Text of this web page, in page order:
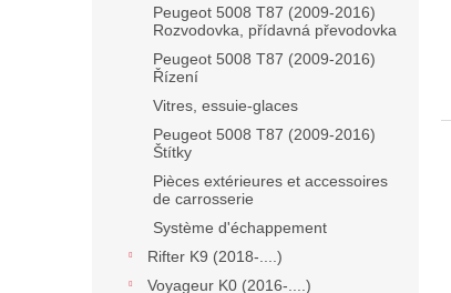
Peugeot 5008 T87 (2009-2016)
Rozvodovka, přídavná převodovka
Peugeot 5008 T87 (2009-2016)
Řízení
Vitres, essuie-glaces
Peugeot 5008 T87 (2009-2016)
Štítky
Pièces extérieures et accessoires
de carrosserie
Système d'échappement
Rifter K9 (2018-....)
Voyageur K0 (2016-....)